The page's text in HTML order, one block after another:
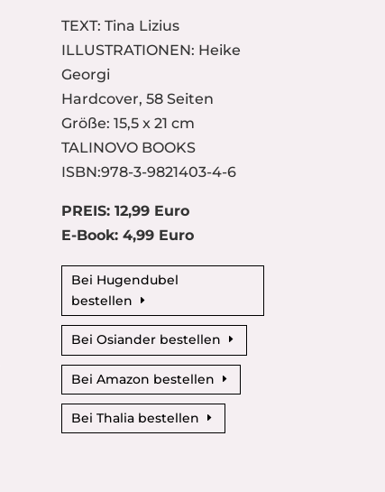
TEXT: Tina Lizius
ILLUSTRATIONEN: Heike
Georgi
Hardcover, 58 Seiten
Größe: 15,5 x 21 cm
TALINOVO BOOKS
ISBN:978-3-9821403-4-6
PREIS: 12,99 Euro
E-Book: 4,99 Euro
Bei Hugendubel
bestellen
Bei Osiander bestellen
Bei Amazon bestellen
Bei Thalia bestellen